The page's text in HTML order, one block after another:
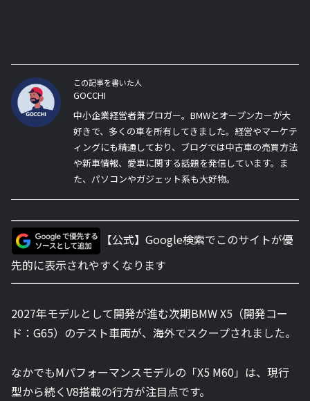
この記事を書いた人
GOCCHI
中小企業経営者兼ブロガー。BMWとオープンカーが大
好きで、多くの車を所有してきました。経営やマーケテ
ィングにも精通しており、ブログでは中古車の売買方法
や新車情報、愛車に関する話題を発信しています。ま
た、パソコンやガジェット系も大好物。
【公式】Google検索でこのサイトが優
先的に表示されやすくなります
2027年モデルとして開発が進む次期BMW X5（開発コー
ド：G65）のテスト車両が、海外でスクープされました。
なかでもMパフォーマンスモデルの「X5 M60」は、現行
型から続くV8搭載の行方が注目点です。